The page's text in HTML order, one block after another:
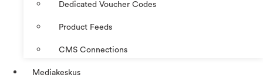
Dedicated Voucher Codes
Product Feeds
CMS Connections
Mediakeskus